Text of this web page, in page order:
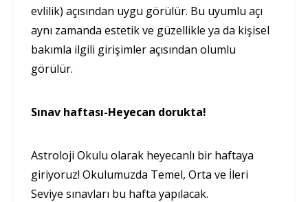
evlilik) açısından uygu görülür. Bu uyumlu açı
aynı zamanda estetik ve güzellikle ya da kişisel
bakımla ilgili girişimler açısından olumlu
görülür.
Sınav haftası-Heyecan dorukta!
Astroloji Okulu olarak heyecanlı bir haftaya
giriyoruz! Okulumuzda Temel, Orta ve İleri
Seviye sınavları bu hafta yapılacak.